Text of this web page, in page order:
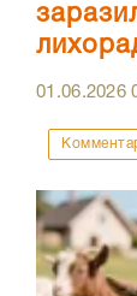
01.06.2026